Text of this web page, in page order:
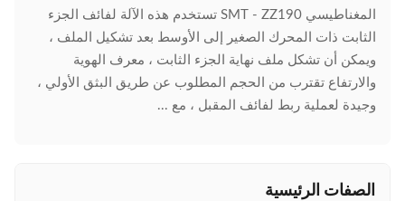
المغناطيسي SMT - ZZ190 تستخدم هذه الآلة لفائف الجزء
الثابت ذات المحرك الصغير إلى الأوسط بعد تشكيل الملف ،
ويمكن أن تشكل ملف نهاية الجزء الثابت ، معرف الهوية
والارتفاع تقترب من الحجم المطلوب عن طريق البثق الأولي ،
وجيدة لعملية ربط لفائف المقبل ، مع ...
الصفات الرئيسية